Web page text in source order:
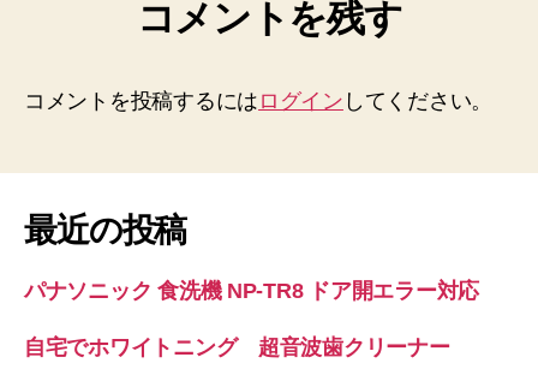
コメントを残す
コメントを投稿するには ログイン してください。
最近の投稿
パナソニック 食洗機 NP-TR8 ドア開エラー対応
自宅でホワイトニング 超音波歯クリーナー